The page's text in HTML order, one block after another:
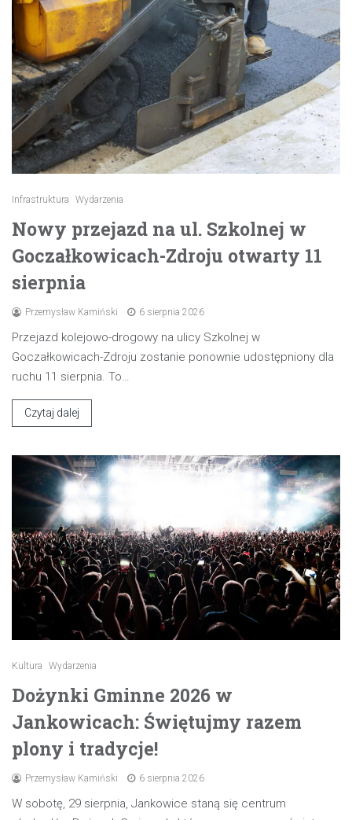
Infrastruktura Wydarzenia
Nowy przejazd na ul. Szkolnej w
Goczałkowicach-Zdroju otwarty 11
sierpnia
Przemysław Kamiński 6 sierpnia 2026
Przejazd kolejowo-drogowy na ulicy Szkolnej w
Goczałkowicach-Zdroju zostanie ponownie udostępniony dla
ruchu 11 sierpnia. To…
Czytaj dalej
Kultura Wydarzenia
Dożynki Gminne 2026 w
Jankowicach: Świętujmy razem
plony i tradycje!
Przemysław Kamiński 6 sierpnia 2026
W sobotę, 29 sierpnia, Jankowice staną się centrum